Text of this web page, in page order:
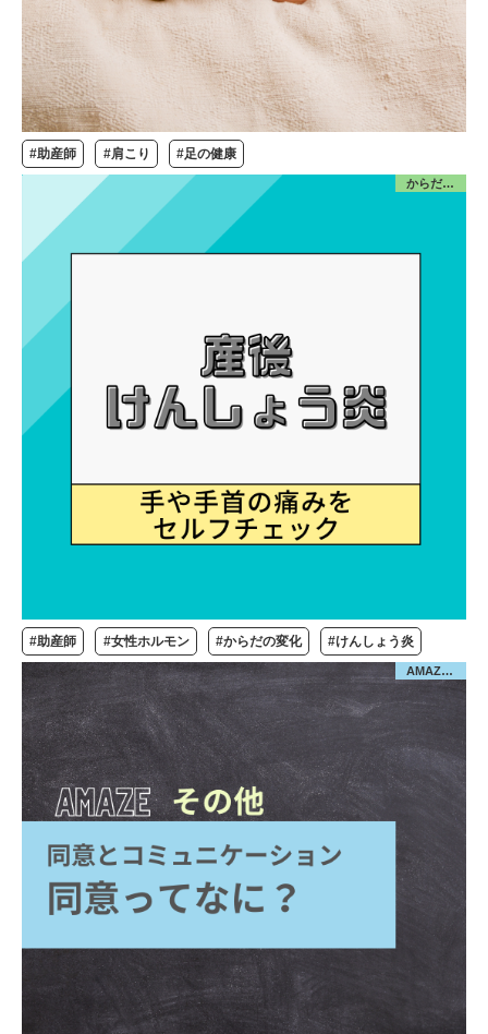
#助産師 #肩こり #足の健康
からだ／産前産後
#助産師 #女性ホルモン #からだの変化 #けんしょう炎
AMAZE／その他